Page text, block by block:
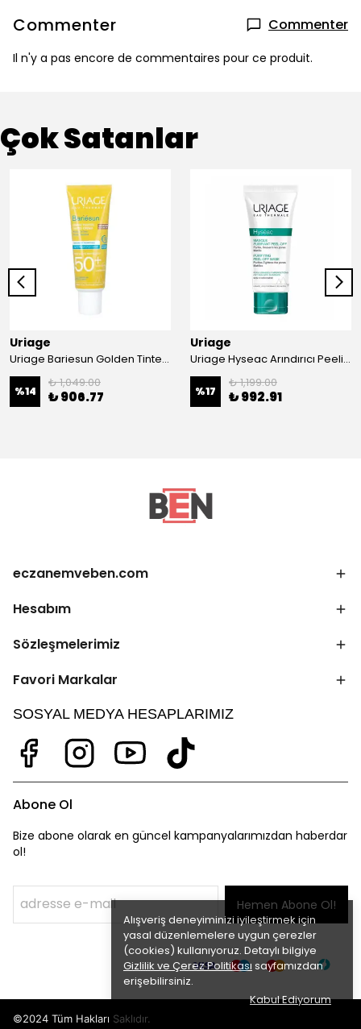
Alışveriş deneyiminizi iyileştirmek için
yasal düzenlemelere uygun çerezler
(cookies) kullanıyoruz. Detaylı bilgiye
Gizlilik ve Çerez Politikası sayfamızdan
erişebilirsiniz.
Kabul Ediyorum
Commenter Commenter
Il n'y a pas encore de commentaires pour ce produit.
Çok Satanlar
Uriage
Uriage Bariesun Golden Tinted SPF50 Cream 50 ml
%14
₺ 1,049.00
₺ 906.77
Uriage
Uriage Hyseac Arındırıcı Peeling Maske 50 ml
%17
₺ 1,199.00
₺ 992.91
eczanemveben.com
Hesabım
Sözleşmelerimiz
Favori Markalar
SOSYAL MEDYA HESAPLARIMIZ
Abone Ol
Bize abone olarak en güncel kampanyalarımızdan haberdar
ol!
Hemen Abone Ol!
©2024 Tüm Hakları Saklıdır.